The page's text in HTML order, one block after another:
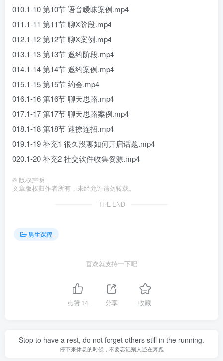
010.1-10 第10节 语音暧昧案例.mp4
011.1-11 第11节 聊X阶段.mp4
012.1-12 第12节 聊X案例.mp4
013.1-13 第13节 邀约阶段.mp4
014.1-14 第14节 邀约案例.mp4
015.1-15 第15节 约会.mp4
016.1-16 第16节 聊天思路.mp4
017.1-17 第17节 聊天思路案例.mp4
018.1-18 第18节 速撩连招.mp4
019.1-19 补充1 很久没聊如何开启话题.mp4
020.1-20 补充2 社交软件收集资源.mp4
© 版权声明
文章版权归作者所有，未经允许请勿转载。
THE END
男生课程
喜欢就支持一下吧
点赞14 分享 收藏
Stop to have a rest, do not forget others still in the running.
停下来休息的时候，不要忘记别人还在奔跑